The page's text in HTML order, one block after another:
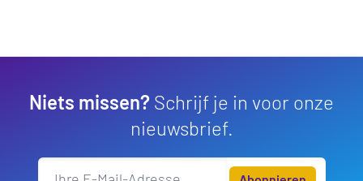
Niets missen? Schrijf je in voor onze
nieuwsbrief.